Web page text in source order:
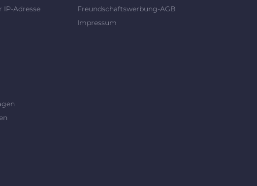
Adresse
Freundschaftswerbung-AGB
Impressum